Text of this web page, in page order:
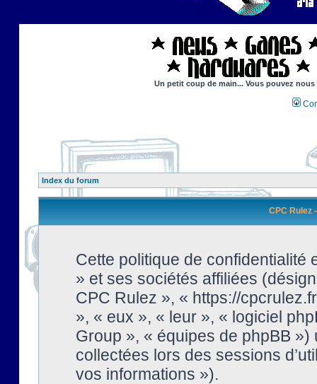
Un petit coup de main... Vous pouvez
Index du forum
CPC Rulez
Cette politique de confidentialité
» et ses sociétés affiliées
CPC Rulez », « https://
», « eux », « leur », « logiciel
Group », « équipes de phpBB
collectées lors des sessions
vos informations »).